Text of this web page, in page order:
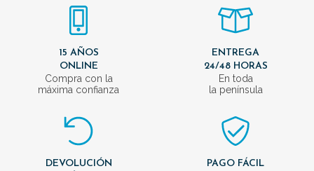
15 AÑOS
ONLINE
Compra con la
máxima confianza
ENTREGA
24/48 HORAS
En toda
la península
DEVOLUCIÓN
PAGO FÁCIL